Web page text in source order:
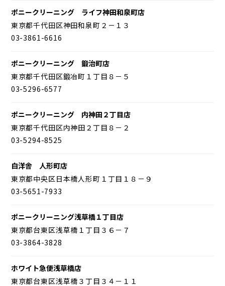
ポニークリーニング ライフ神田和泉町店
東京都千代田区神田和泉町２－１３
03-3861-6616
ポニークリーニング 鍛治町店
東京都千代田区鍛冶町１丁目８－５
03-5296-6577
ポニークリーニング 内神田２丁目店
東京都千代田区内神田２丁目８－２
03-5294-8525
白洋舎 人形町店
東京都中央区日本橋人形町１丁目１８－９
03-5651-7933
ポニークリーニング浅草橋１丁目店
東京都台東区浅草橋１丁目３６－７
03-3864-3828
ホワイト急便浅草橋店
東京都台東区浅草橋３丁目３４－１１